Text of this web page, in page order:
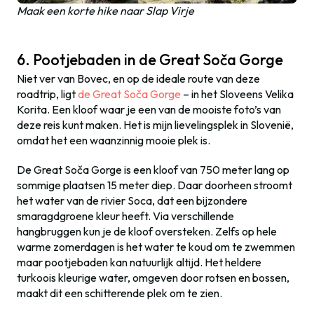
Maak een korte hike naar Slap Virje
6. Pootjebaden in de Great Soča Gorge
Niet ver van Bovec, en op de ideale route van deze
roadtrip, ligtde Great Soča Gorge – in het Sloveens Velika
Korita. Een kloof waar je een van de mooiste foto’s van
deze reis kunt maken. Het is mijn lievelingsplek in Slovenië,
omdat het een waanzinnig mooie plek is.
De Great Soča Gorge is een kloof van 750 meter lang op
sommige plaatsen 15 meter diep. Daar doorheen stroomt
het water van de rivier Soca, dat een bijzondere
smaragdgroene kleur heeft. Via verschillende
hangbruggen kun je de kloof oversteken. Zelfs op hele
warme zomerdagen is het water te koud om te zwemmen
maar pootjebaden kan natuurlijk altijd. Het heldere
turkoois kleurige water, omgeven door rotsen en bossen,
maakt dit een schitterende plek om te zien.